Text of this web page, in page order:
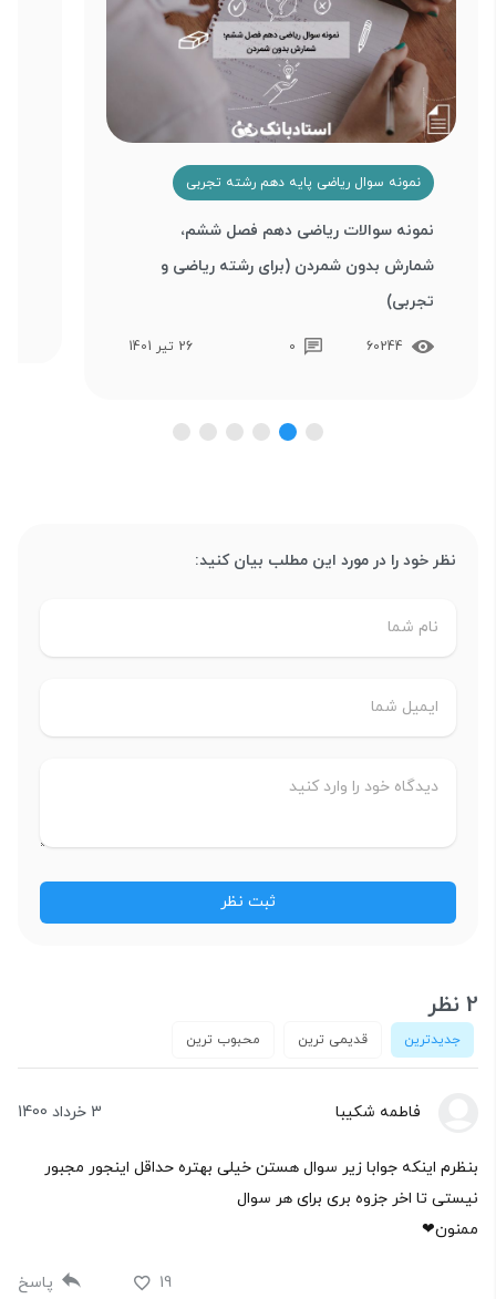
نمونه سوال ریاضی پایه دهم رشته تجربی
نمونه سوالات ریاضی دهم فصل ششم،
شمارش بدون شمردن (برای رشته ریاضی و
تجربی)
60244
0 26 تیر 1401
نظر خود را در مورد این مطلب بیان کنید:
2 نظر
جدیدترین قدیمی ترین محبوب ترین
فاطمه شکیبا 3 خرداد 1400
بنظرم اینکه جوابا زیر سوال هستن خیلی بهتره حداقل اینجور مجبور
نیستی تا اخر جزوه بری برای هر سوال
ممنون❤
19 پاسخ